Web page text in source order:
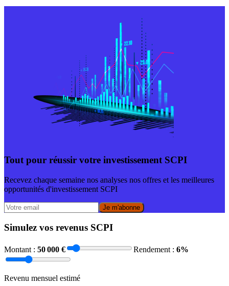
Tout pour réussir votre investissement SCPI
Recevez chaque semaine nos analyses nos offres et les meilleures
opportunités d'investissement SCPI
Je m'abonne
Simulez vos revenus SCPI
Montant : 50 000 € Rendement : 6%
Revenu mensuel estimé